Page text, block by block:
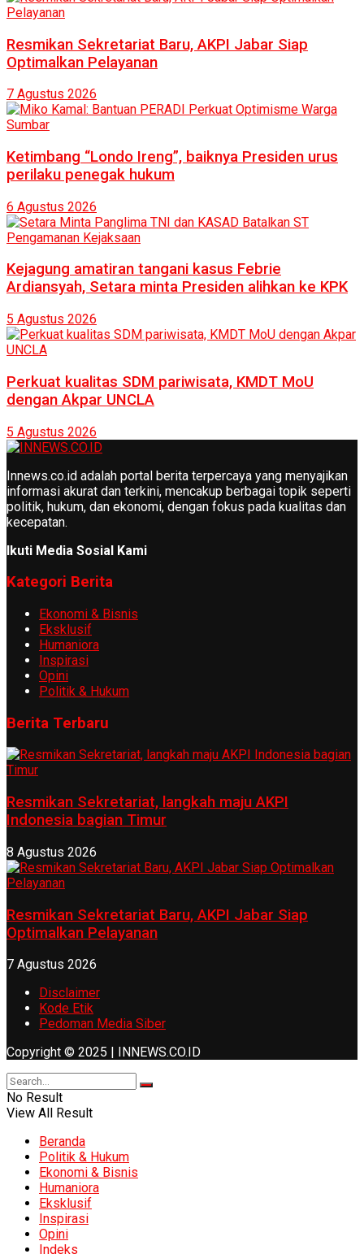
Resmikan Sekretariat Baru, AKPI Jabar Siap
Optimalkan Pelayanan
7 Agustus 2026
Ketimbang “Londo Ireng”, baiknya Presiden urus
perilaku penegak hukum
6 Agustus 2026
Kejagung amatiran tangani kasus Febrie
Ardiansyah, Setara minta Presiden alihkan ke KPK
5 Agustus 2026
Perkuat kualitas SDM pariwisata, KMDT MoU
dengan Akpar UNCLA
5 Agustus 2026
Innews.co.id adalah portal berita terpercaya yang menyajikan
informasi akurat dan terkini, mencakup berbagai topik seperti
politik, hukum, dan ekonomi, dengan fokus pada kualitas dan
kecepatan.
Ikuti Media Sosial Kami
Kategori Berita
Ekonomi & Bisnis
Eksklusif
Humaniora
Inspirasi
Opini
Politik & Hukum
Berita Terbaru
Resmikan Sekretariat, langkah maju AKPI
Indonesia bagian Timur
8 Agustus 2026
Resmikan Sekretariat Baru, AKPI Jabar Siap
Optimalkan Pelayanan
7 Agustus 2026
Disclaimer
Kode Etik
Pedoman Media Siber
Copyright © 2025 | INNEWS.CO.ID
No Result
View All Result
Beranda
Politik & Hukum
Ekonomi & Bisnis
Humaniora
Eksklusif
Inspirasi
Opini
Indeks